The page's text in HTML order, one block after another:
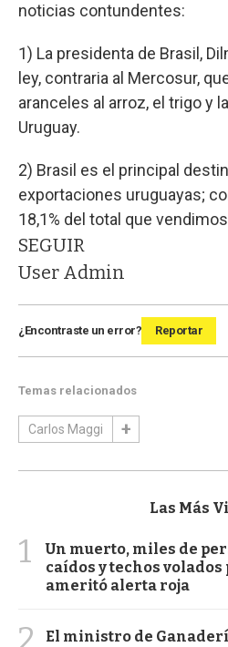
noticias contundentes:
1) La presidenta de Brasil,
ley, contraria al Mercosur,
aranceles al arroz, el trigo y
Uruguay.
2) Brasil es el principal
exportaciones uruguayas;
18,1% del total que
SEGUIR
User Admin
¿Encontraste un error? Reportar
Temas relacionados
Carlos Maggi
Las Más
1
Un muerto, miles de
caídos y techos
ameritó alerta roja
2
El ministro de